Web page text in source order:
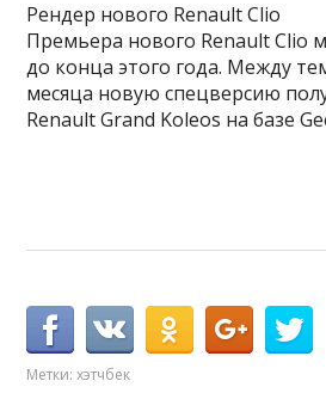
Рендер нового Renault Clio
Премьера нового Renault Clio
до конца этого года. Между
месяца новую спецверсию
Renault Grand Koleos на базе
Метки:хэтчбек